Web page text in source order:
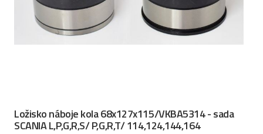
Ložisko náboje kola 68x127x115/VKBA5314 - sada
SCANIA L,P,G,R,S/ P,G,R,T/ 114,124,144,164